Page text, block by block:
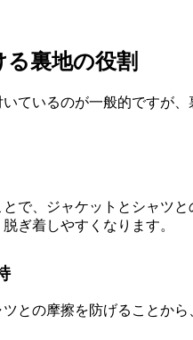
裏地の役割
ているのが一般的ですが
で、ジャケットとシャツ
ぎ着しやすくなります。
との摩擦を防げることか